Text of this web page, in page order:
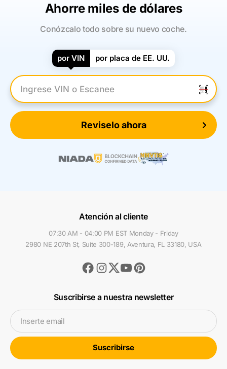
Ahorre miles de dólares
Conózcalo todo sobre su nuevo coche.
por VIN por placa de EE. UU.
Introduzca el VIN
Reviselo ahora
Atención al cliente
07:30 AM - 04:00 PM EST Monday - Friday
2980 NE 207th St, Suite 300-189, Aventura, FL 33180, USA
Facebook
Instagram
TwitterYoutubePinterest
Suscribirse a nuestra newsletter
Inserte email
Suscribirse